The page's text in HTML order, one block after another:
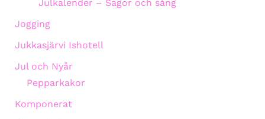
Julkalender – Sagor och sång
Jogging
Jukkasjärvi Ishotell
Jul och Nyår
Pepparkakor
Komponerat